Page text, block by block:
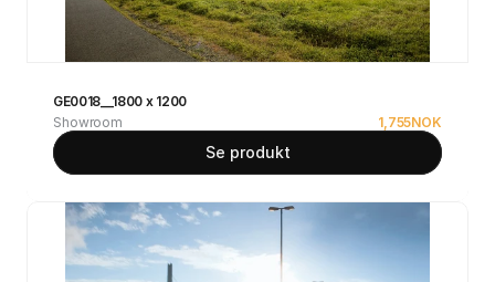
GE0018__1800 x 1200
Showroom
1,755NOK
Se produkt